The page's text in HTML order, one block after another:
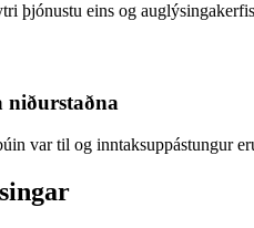
þjónustu eins og
niðurstaðna
var til og inntaksuppástungur